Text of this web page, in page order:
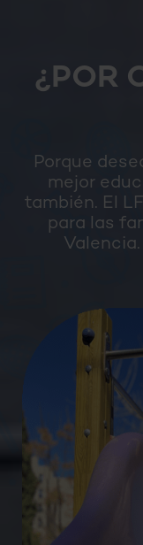
¿POR
Porque
mejor
también. El
para las